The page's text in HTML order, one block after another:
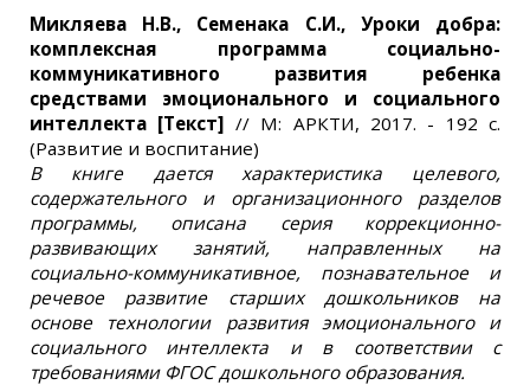
Микляева Н.В., Семенака С.И., Уроки добра:
комплексная программа социально-
коммуникативного развития ребенка
средствами эмоционального и социального
интеллекта [Текст] // М: АРКТИ, 2017. - 192 с.
(Развитие и воспитание)
В книге дается характеристика целевого,
содержательного и организационного разделов
программы, описана серия коррекционно-
развивающих занятий, направленных на
социально-коммуникативное, познавательное и
речевое развитие старших дошкольников на
основе технологии развития эмоционального и
социального интеллекта и в соответствии с
требованиями ФГОС дошкольного образования.